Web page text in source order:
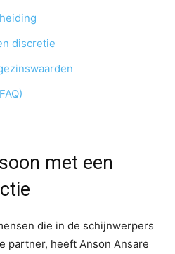
discretie
met een
die in de schijnwerpers
partner, heeft Anson Ansare